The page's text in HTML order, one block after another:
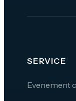
SERVICE
Evenement